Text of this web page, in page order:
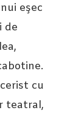
eşec
de
cu
teatral,